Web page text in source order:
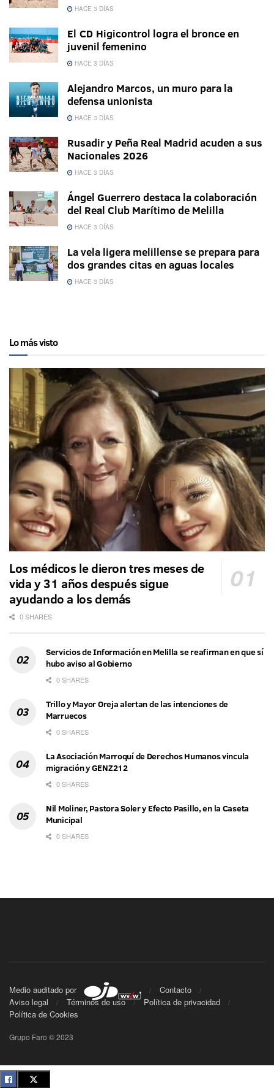
HACE 3 DÍAS
El CD Higicontrol logra el bronce en
juvenil femenino
HACE 3 DÍAS
Alejandro Marcos, un muro para la
defensa unionista
HACE 3 DÍAS
Rusadir y Peña Real Madrid acuden a sus
Nacionales 2026
HACE 3 DÍAS
Ángel Guerrero destaca la colaboración
del Real Club Marítimo de Melilla
HACE 3 DÍAS
La vela ligera melillense se prepara para
dos grandes citas en aguas locales
HACE 3 DÍAS
Lo más visto
Los médicos le dieron tres meses de
vida y 31 años después sigue
ayudando a los demás
0 SHARES
Servicios de Información en Melilla se reafirman en que sí
hubo aviso al Gobierno
0 SHARES
Trillo y Mayor Oreja alertan de las intenciones de
Marruecos
0 SHARES
La Asociación Marroquí de Derechos Humanos vincula
migración y GENZ212
0 SHARES
Nil Moliner, Pastora Soler y Efecto Pasillo, en la Caseta
Municipal
0 SHARES
Medio auditado por
Contacto
Aviso legal
Términos de uso
Política de privacidad
Política de Cookies
Grupo Faro © 2023